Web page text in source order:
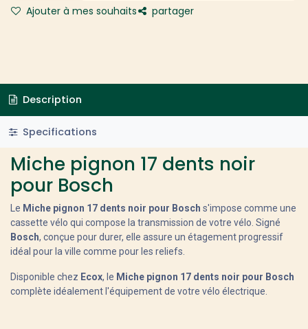
Ajouter à mes souhaits partager
Description
Specifications
Miche pignon 17 dents noir
pour Bosch
Le Miche pignon 17 dents noir pour Bosch s'impose comme une
cassette vélo qui compose la transmission de votre vélo. Signé
Bosch, conçue pour durer, elle assure un étagement progressif
idéal pour la ville comme pour les reliefs.
Disponible chez Ecox, le Miche pignon 17 dents noir pour Bosch
complète idéalement l'équipement de votre vélo électrique.